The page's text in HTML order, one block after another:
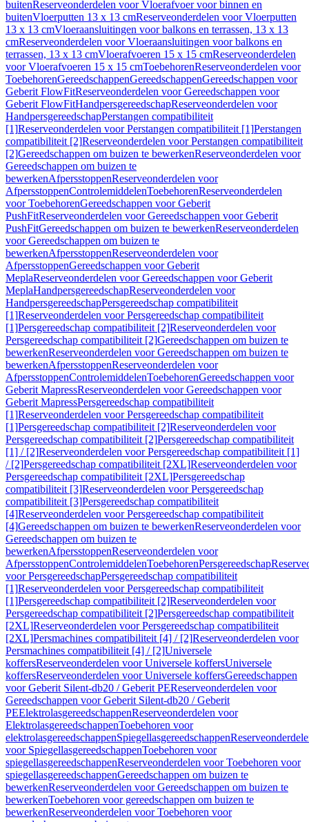
buitenReserveonderdelen voor Vloerafvoer voor binnen en
buitenVloerputten 13 x 13 cmReserveonderdelen voor Vloerputten
13 x 13 cmVloeraansluitingen voor balkons en terrassen, 13 x 13
cmReserveonderdelen voor Vloeraansluitingen voor balkons en
terrassen, 13 x 13 cmVloerafvoeren 15 x 15 cmReserveonderdelen
voor Vloerafvoeren 15 x 15 cmToebehorenReserveonderdelen voor
ToebehorenGereedschappenGereedschappenGereedschappen voor
Geberit FlowFitReserveonderdelen voor Gereedschappen voor
Geberit FlowFitHandpersgereedschapReserveonderdelen voor
HandpersgereedschapPerstangen compatibiliteit
[1]Reserveonderdelen voor Perstangen compatibiliteit [1]Perstangen
compatibiliteit [2]Reserveonderdelen voor Perstangen compatibiliteit
[2]Gereedschappen om buizen te bewerkenReserveonderdelen voor
Gereedschappen om buizen te
bewerkenAfpersstoppenReserveonderdelen voor
AfpersstoppenControlemiddelenToebehorenReserveonderdelen
voor ToebehorenGereedschappen voor Geberit
PushFitReserveonderdelen voor Gereedschappen voor Geberit
PushFitGereedschappen om buizen te bewerkenReserveonderdelen
voor Gereedschappen om buizen te
bewerkenAfpersstoppenReserveonderdelen voor
AfpersstoppenGereedschappen voor Geberit
MeplaReserveonderdelen voor Gereedschappen voor Geberit
MeplaHandpersgereedschapReserveonderdelen voor
HandpersgereedschapPersgereedschap compatibiliteit
[1]Reserveonderdelen voor Persgereedschap compatibiliteit
[1]Persgereedschap compatibiliteit [2]Reserveonderdelen voor
Persgereedschap compatibiliteit [2]Gereedschappen om buizen te
bewerkenReserveonderdelen voor Gereedschappen om buizen te
bewerkenAfpersstoppenReserveonderdelen voor
AfpersstoppenControlemiddelenToebehorenGereedschappen voor
Geberit MapressReserveonderdelen voor Gereedschappen voor
Geberit MapressPersgereedschap compatibiliteit
[1]Reserveonderdelen voor Persgereedschap compatibiliteit
[1]Persgereedschap compatibiliteit [2]Reserveonderdelen voor
Persgereedschap compatibiliteit [2]Persgereedschap compatibiliteit
[1] / [2]Reserveonderdelen voor Persgereedschap compatibiliteit [1]
/ [2]Persgereedschap compatibiliteit [2XL]Reserveonderdelen voor
Persgereedschap compatibiliteit [2XL]Persgereedschap
compatibiliteit [3]Reserveonderdelen voor Persgereedschap
compatibiliteit [3]Persgereedschap compatibiliteit
[4]Reserveonderdelen voor Persgereedschap compatibiliteit
[4]Gereedschappen om buizen te bewerkenReserveonderdelen voor
Gereedschappen om buizen te
bewerkenAfpersstoppenReserveonderdelen voor
AfpersstoppenControlemiddelenToebehorenPersgereedschap
voor PersgereedschapPersgereedschap compatibiliteit
[1]Reserveonderdelen voor Persgereedschap compatibiliteit
[1]Persgereedschap compatibiliteit [2]Reserveonderdelen voor
Persgereedschap compatibiliteit [2]Persgereedschap compatibiliteit
[2XL]Reserveonderdelen voor Persgereedschap compatibiliteit
[2XL]Persmachines compatibiliteit [4] / [2]Reserveonderdelen voor
Persmachines compatibiliteit [4] / [2]Universele
koffersReserveonderdelen voor Universele koffersUniversele
koffersReserveonderdelen voor Universele koffersGereedschappen
voor Geberit Silent-db20 / Geberit PEReserveonderdelen voor
Gereedschappen voor Geberit Silent-db20 / Geberit
PEElektrolasgereedschappenReserveonderdelen voor
ElektrolasgereedschappenToebehoren voor
elektrolasgereedschappenSpiegellasgereedschappen
voor SpiegellasgereedschappenToebehoren voor
spiegellasgereedschappenReserveonderdelen voor Toebehoren voor
spiegellasgereedschappenGereedschappen om buizen te
bewerkenReserveonderdelen voor Gereedschappen om buizen te
bewerkenToebehoren voor gereedschappen om buizen te
bewerkenReserveonderdelen voor Toebehoren voor